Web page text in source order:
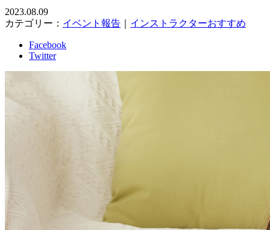
2023.08.09
カテゴリー： イベント報告 インストラクターおすすめ
Facebook
Twitter